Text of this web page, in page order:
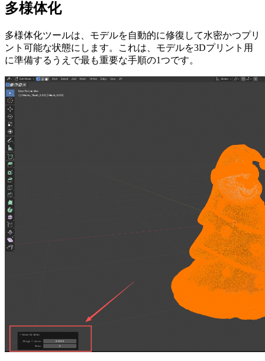
多様体化
多様体化ツールは、モデルを自動的に修復して水密かつプリ
ント可能な状態にします。これは、モデルを3Dプリント用
に準備するうえで最も重要な手順の1つです。